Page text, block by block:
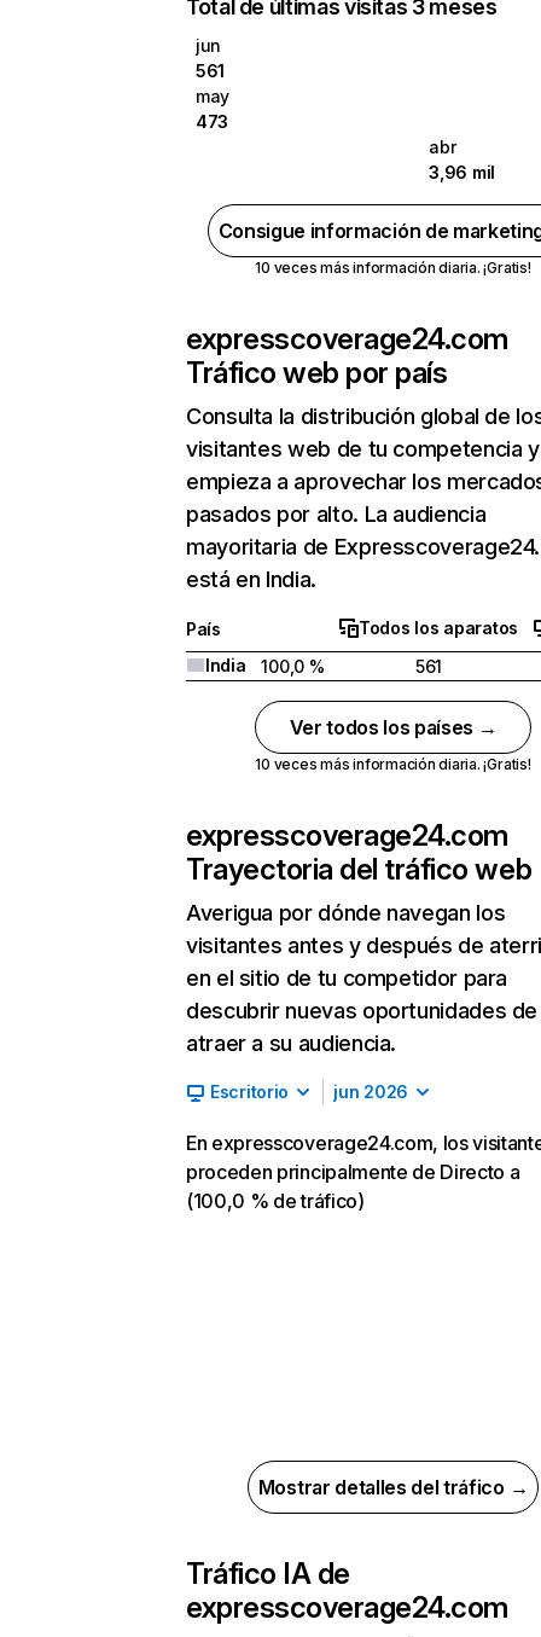
Total de últimas visitas 3 meses
jun
561
may
473
abr
3,96 mil
Consigue información de
10 veces más información diaria. ¡Gratis!
expresscoverage24.com
Tráfico web por país
Consulta la distribución global de
visitantes web de tu competencia y
empieza a aprovechar los
pasados por alto. La audiencia
mayoritaria de
está en India.
País
Todos los aparatos
India
100,0 % 561
Ver todos los países →
10 veces más información diaria. ¡Gratis!
expresscoverage24.com
Trayectoria del tráfico web
Averigua por dónde navegan los
visitantes antes y después de
en el sitio de tu competidor para
descubrir nuevas oportunidades de
atraer a su audiencia.
Escritorio jun 2026
En expresscoverage24.com, los
proceden principalmente de Directo a
(100,0 % de tráfico)
Mostrar detalles del tráfico →
Tráfico IA de
expresscoverage24.com